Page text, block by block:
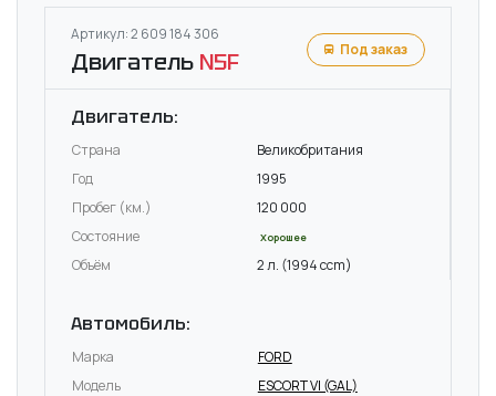
Артикул: 2 609 184 306
Двигатель N5F Под заказ
Двигатель:
Страна
Великобритания
Год
1995
Пробег (км.)
120 000
Состояние
Хорошее
Объём 2 л. (1994 ccm)
Автомобиль:
Марка
FORD
Модель
ESCORT VI (GAL)